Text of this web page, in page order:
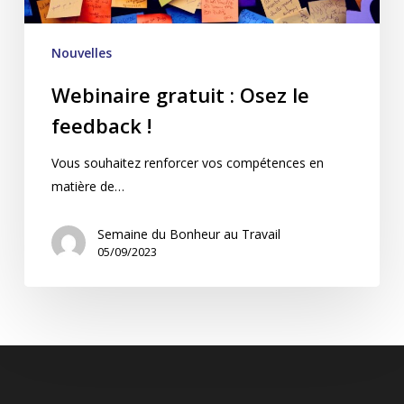
Nouvelles
Webinaire gratuit : Osez le
feedback !
Vous souhaitez renforcer vos compétences en
matière de…
Semaine du Bonheur au Travail
05/09/2023